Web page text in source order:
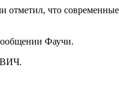
что
Фаучи.
ВИЧ.